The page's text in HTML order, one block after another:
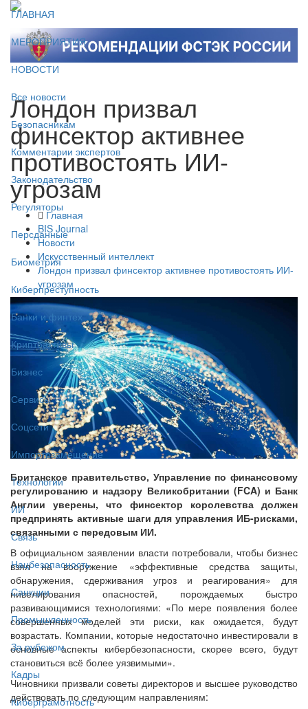
ГЛАВНАЯ
МЕРОПРИЯТИЯ
НОВОСТИ
Все новости
Безопасникам
Комментарии экспертов
Законодательство
Регуляторы
Персданные
Биометрия
Киберпреступность
Банки и финтех
Криптоактивы
Бизнес
Сервисы
Соцсети
Импортозамещение
Технологии
ИИ
Связь
Нацбезопасность
Санкции
Промышленность
За рубежом
Кадры
Киберграмотность
Лондон призвал
финсектор активнее
противостоять ИИ-
угрозам
Главная
BIS Journal
Новости
Искусственный интеллект
Лондон призвал финсектор активнее противостоять ИИ-
угрозам
Британское правительство, Управление по финансовому
регулированию и надзору Великобритании (FCA) и Банк
Англии уверены, что финсектор королевства должен
предпринять активные шаги для управления ИБ-рисками,
связанными с передовым ИИ.
В официальном заявлении власти потребовали, чтобы бизнес
взял на вооружение «эффективные средства защиты,
обнаружения, сдерживания угроз и реагирования» для
нивелирования опасностей, порождаемых быстро
развивающимися технологиями: «По мере появления более
совершенных моделей эти риски, как ожидается, будут
возрастать. Компании, которые недостаточно инвестировали в
основные аспекты кибербезопасности, скорее всего, будут
становиться всё более уязвимыми».
Чиновники призвали советы директоров и высшее руководство
действовать по следующим направлениям: